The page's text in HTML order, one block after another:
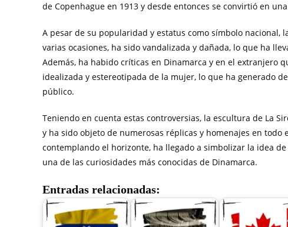
de Copenhague en 1913 y desde entonces se convirtió en
A pesar de su popularidad y estatus como símbolo nacional,
varias ocasiones, ha sido vandalizada y dañada, lo que ha
Además, ha habido críticas en Dinamarca y en el extranjero
idealizada y estereotipada de la mujer, lo que ha generado
público.
Teniendo en cuenta estas controversias, la escultura de La
y ha sido objeto de numerosas réplicas y homenajes en
contemplando el horizonte, ha llegado a simbolizar la idea
una de las curiosidades más conocidas de Dinamarca.
Entradas relacionadas: